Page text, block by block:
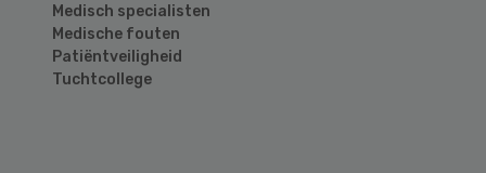
Medisch specialisten
Medische fouten
Patiëntveiligheid
Tuchtcollege